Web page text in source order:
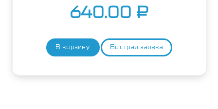
640.00 ₽
Количество
В корзину Быстрая заявка